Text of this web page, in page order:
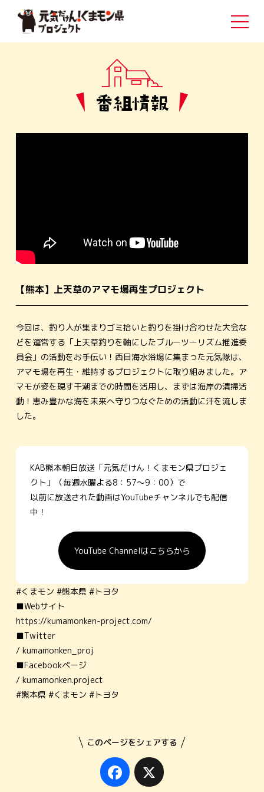
【熊本】上天草のアマモ場再生プロジェクト
今回は、釣り人が集まりゴミ拾いと釣りを掛け合わせた大会な
どを運営する「上天草釣りを軸にしたブルーツーリズム推進委
員会」の活動をお手伝い！西目海水浴場に集まった元気隊は、
アマモ場を再生・維持するプロジェクトに取り組みました。ア
マモが姿を現す干潮までの時間を活用し、まずは海岸の清掃活
動！恵み豊かな海を未来へ守りつなぐための活動に汗を流しま
した。
KAB熊本朝日放送「元気だけん！くまモン県プロジェ
クト」（毎週水曜よる8：57～9：00）で
以前に放送された動画はYouTubeチャンネルでも配信
中！
YouTube Channelはこちらから
#くまモン #熊本県 #トヨタ
■Webサイト
https://kumamonken-project.com/
■Twitter
/ kumamonken_proj
■Facebookページ
/ kumamonken.project
#熊本県 #くまモン #トヨタ
このページをシェアする
Facebook